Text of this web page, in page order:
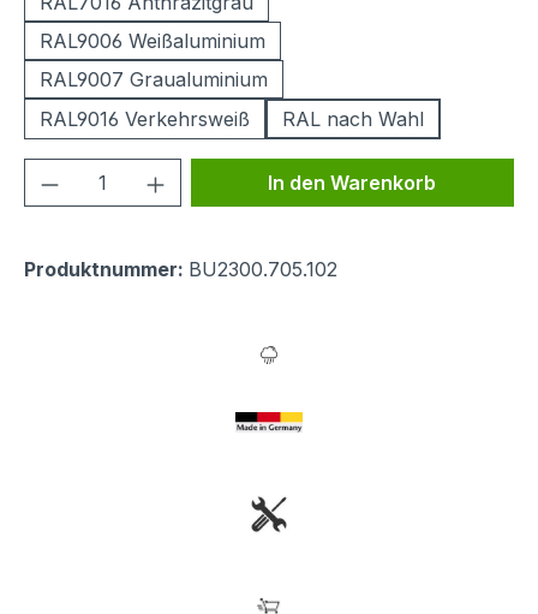
RAL9006 Weißaluminium
RAL9007 Graualuminium
RAL9016 Verkehrsweiß
RAL nach Wahl
Produkt Anzahl: Gib denIn den Warenkorb
Produktnummer: BU2300.705.102